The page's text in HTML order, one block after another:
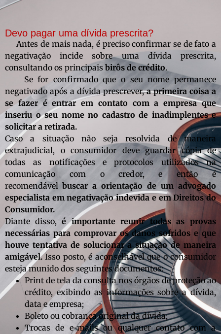
Devo pagar uma dívida prescrita?
Antes de mais nada, é preciso confirmar se de fato a
negativação incide sobre uma dívida prescrita,
consultando os principais birôs de crédito.
Se for confirmado que o seu nome permanece
negativado após a dívida prescrever,a primeira coisa a
se fazer é entrar em contato com a empresa que
inseriu o seu nome no cadastro de inadimplentes e
solicitar a retirada.
Caso a situação não seja resolvida de maneira
extrajudicial, o consumidor deve guardar cópia de
todas as notificações e protocolos utilizados na
comunicação com o credor, e então é
recomendável buscar a orientação de um advogado
especialista em negativação indevida e em Direitos do
Consumidor.
Diante disso, é importante reunir todas as provas
necessárias para comprovar os danos sofridos e que
houve tentativa de solucionar a situação de maneira
amigável.Isso posto, é aconselhável que o consumidor
esteja munido dos seguintes documentos:
Print de tela da consulta nos órgãos de proteção ao
crédito, exibindo as informações sobre a dívida,
data e empresa;
Boleto ou cobrança original da dívida;
Trocas de e-mails ou qualquer contato com a